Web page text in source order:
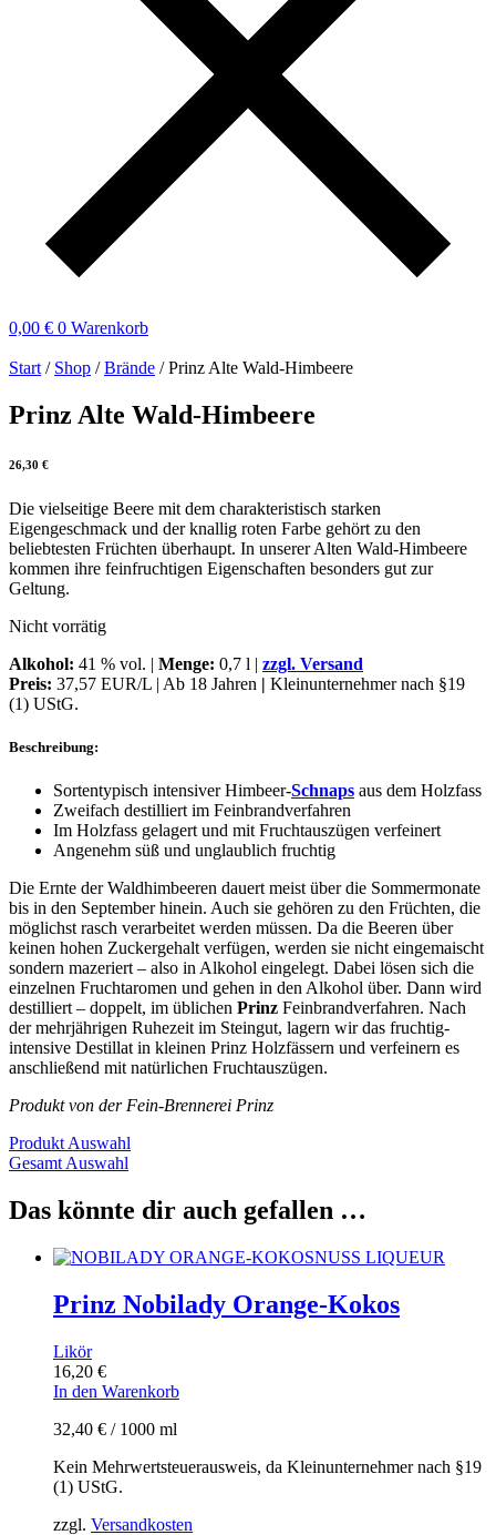
0,00 € 0 Warenkorb
Start / Shop /Brände / Prinz Alte Wald-Himbeere
Prinz Alte Wald-Himbeere
26,30 €
Die vielseitige Beere mit dem charakteristisch starken
Eigengeschmack und der knallig roten Farbe gehört zu den
beliebtesten Früchten überhaupt. In unserer Alten Wald-Himbeere
kommen ihre feinfruchtigen Eigenschaften besonders gut zur
Geltung.
Nicht vorrätig
Alkohol: 41 % vol. | Menge: 0,7 l | zzgl. Versand
Preis: 37,57 EUR/L | Ab 18 Jahren | Kleinunternehmer nach §19
(1) UStG.
Beschreibung:
Sortentypisch intensiver Himbeer-Schnaps aus dem Holzfass
Zweifach destilliert im Feinbrandverfahren
Im Holzfass gelagert und mit Fruchtauszügen verfeinert
Angenehm süß und unglaublich fruchtig
Die Ernte der Waldhimbeeren dauert meist über die Sommermonate
bis in den September hinein. Auch sie gehören zu den Früchten, die
möglichst rasch verarbeitet werden müssen. Da die Beeren über
keinen hohen Zuckergehalt verfügen, werden sie nicht eingemaischt
sondern mazeriert – also in Alkohol eingelegt. Dabei lösen sich die
einzelnen Fruchtaromen und gehen in den Alkohol über. Dann wird
destilliert – doppelt, im üblichen Prinz Feinbrandverfahren. Nach
der mehrjährigen Ruhezeit im Steingut, lagern wir das fruchtig-
intensive Destillat in kleinen Prinz Holzfässern und verfeinern es
anschließend mit natürlichen Fruchtauszügen.
Produkt von der Fein-Brennerei Prinz
Produkt Auswahl
Gesamt Auswahl
Das könnte dir auch gefallen …
Prinz Nobilady Orange-Kokos
Likör
16,20 €
In den Warenkorb
32,40 € / 1000 ml
Kein Mehrwertsteuerausweis, da Kleinunternehmer nach §19
(1) UStG.
zzgl. Versandkosten